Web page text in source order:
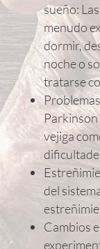
sueño:
menudo
dormir,
noche o
tratarse
vejiga
del
Cambios